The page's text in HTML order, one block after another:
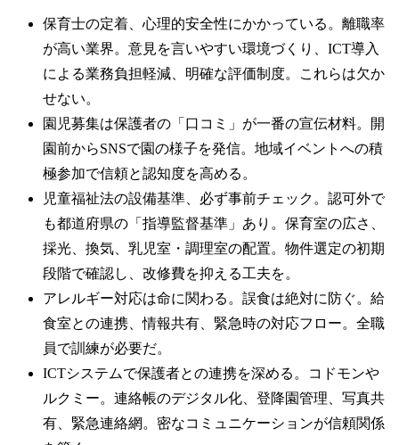
保育士の定着、心理的安全性にかかっている。離職率
が高い業界。意見を言いやすい環境づくり、ICT導入
による業務負担軽減、明確な評価制度。これらは欠か
せない。
園児募集は保護者の「口コミ」が一番の宣伝材料。開
園前からSNSで園の様子を発信。地域イベントへの積
極参加で信頼と認知度を高める。
児童福祉法の設備基準、必ず事前チェック。認可外で
も都道府県の「指導監督基準」あり。保育室の広さ、
採光、換気、乳児室・調理室の配置。物件選定の初期
段階で確認し、改修費を抑える工夫を。
アレルギー対応は命に関わる。誤食は絶対に防ぐ。給
食室との連携、情報共有、緊急時の対応フロー。全職
員で訓練が必要だ。
ICTシステムで保護者との連携を深める。コドモンや
ルクミー。連絡帳のデジタル化、登降園管理、写真共
有、緊急連絡網。密なコミュニケーションが信頼関係